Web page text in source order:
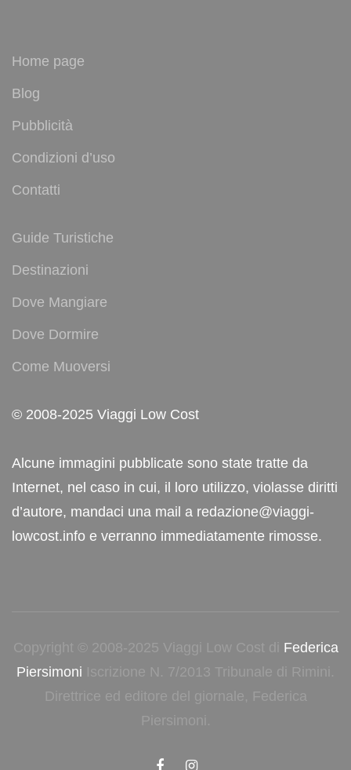
Home page
Blog
Pubblicità
Condizioni d’uso
Contatti
Guide Turistiche
Destinazioni
Dove Mangiare
Dove Dormire
Come Muoversi
© 2008-2025 Viaggi Low Cost
Alcune immagini pubblicate sono state tratte da
Internet, nel caso in cui, il loro utilizzo, violasse diritti
d’autore, mandaci una mail a redazione@viaggi-
lowcost.info e verranno immediatamente rimosse.
Copyright © 2008-2025 Viaggi Low Cost di Federica
Piersimoni Iscrizione N. 7/2013 Tribunale di Rimini.
Direttrice ed editore del giornale, Federica
Piersimoni.